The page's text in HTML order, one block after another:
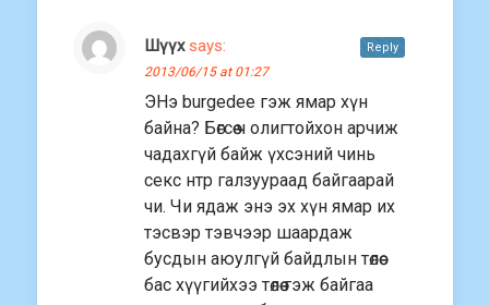
Шүүх says:
2013/06/15 at 01:27
ЭНэ burgedee гэж ямар хүн
байна? Бөгсөө ч олигтойхон арчиж
чадахгүй байж үхсэний чинь
секс нтр галзуураад байгаарай
чи. Чи ядаж энэ эх хүн ямар их
тэсвэр тэвчээр шаардаж
бусдын аюулгүй байдлын төлөө
бас хүүгийхээ төлөө гэж байгаа
Reply